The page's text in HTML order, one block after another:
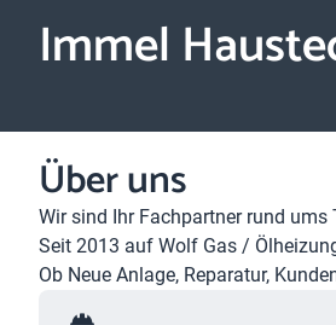
Immel
Über uns
Wir sind Ihr Fachpartner rund
Seit 2013 auf Wolf Gas /
Ob Neue Anlage, Reparatur,